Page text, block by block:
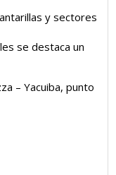
y sectores
se destaca un
– Yacuiba, punto